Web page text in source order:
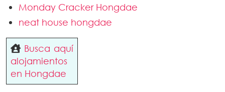
Monday Cracker Hongdae
neat house hongdae
Busca aquí
alojamientos
en Hongdae